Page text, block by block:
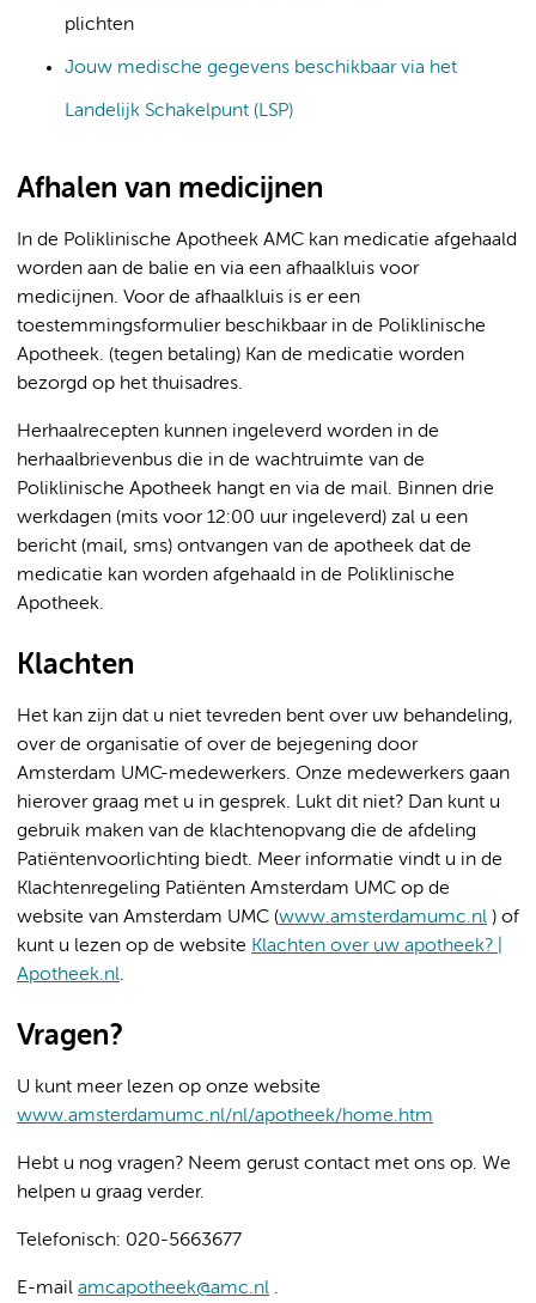
plichten
Jouw medische gegevens beschikbaar via het
Landelijk Schakelpunt (LSP)
Afhalen van medicijnen
In de Poliklinische Apotheek AMC kan medicatie afgehaald
worden aan de balie en via een afhaalkluis voor
medicijnen. Voor de afhaalkluis is er een
toestemmingsformulier beschikbaar in de Poliklinische
Apotheek. (tegen betaling) Kan de medicatie worden
bezorgd op het thuisadres.
Herhaalrecepten kunnen ingeleverd worden in de
herhaalbrievenbus die in de wachtruimte van de
Poliklinische Apotheek hangt en via de mail. Binnen drie
werkdagen (mits voor 12:00 uur ingeleverd) zal u een
bericht (mail, sms) ontvangen van de apotheek dat de
medicatie kan worden afgehaald in de Poliklinische
Apotheek.
Klachten
Het kan zijn dat u niet tevreden bent over uw behandeling,
over de organisatie of over de bejegening door
Amsterdam UMC-medewerkers. Onze medewerkers gaan
hierover graag met u in gesprek. Lukt dit niet? Dan kunt u
gebruik maken van de klachtenopvang die de afdeling
Patiëntenvoorlichting biedt. Meer informatie vindt u in de
Klachtenregeling Patiënten Amsterdam UMC op de
website van Amsterdam UMC (www.amsterdamumc.nl ) of
kunt u lezen op de website Klachten over uw apotheek? |
Apotheek.nl.
Vragen?
U kunt meer lezen op onze website
www.amsterdamumc.nl/nl/apotheek/home.htm
Hebt u nog vragen? Neem gerust contact met ons op. We
helpen u graag verder.
Telefonisch: 020-5663677
E-mail amcapotheek@amc.nl .